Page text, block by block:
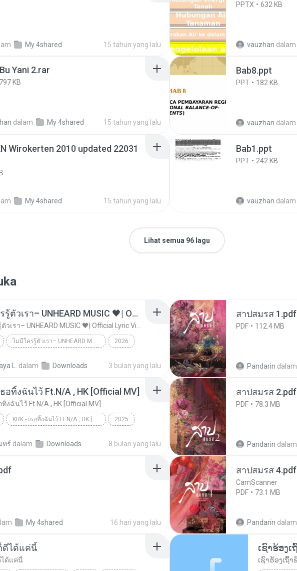
My 4shared 15 tahun yang lalu
PPTX 632 KB
vauzhan dalam
Yani 2.rar
KB
dalam My 4shared 15 tahun yang lalu
Bab8.ppt
PPT 182 KB
vauzhan dalam
Wirokerten 2010 updated 22031
My 4shared 15 tahun yang lalu
Bab1.ppt
PPT 242 KB
vauzhan dalam
Lihat semua 96 lagu
ไม่มีใครรู้ตัวเรา– UNHEARD MUSIC 🖤| Official Lyric Video | เพลงสู้ชีวิต
ไม่มีใครรู้ตัวเรา– UNHEARD MUSIC 🖤| Official Lyric Video | เพลงสู้ชีวิต 2026
L. dalam Downloads 3 bulan yang lalu
สาปสมรส 1.pdf
PDF 112.4 MB
Pandarin dalam
ธอทิ้งฉันไว้ Ft.N/A , HK [Official MV]
ทิ้งฉันไว้ Ft.N/A , HK [Official MV]
KRK - เธอทิ้งฉันไว้ Ft.N/A , HK [Official MV] 2025
ทร์ dalam Downloads 8 bulan yang lalu
สาปสมรส 2.pdf
PDF 78.3 MB
Pandarin dalam
My 4shared 16 hari yang lalu
สาปสมรส 4.pdf
CamScanner
PDF
73.1 MB
Pandarin dalam
ดีได้แค่นี้
ด้แค่นี้